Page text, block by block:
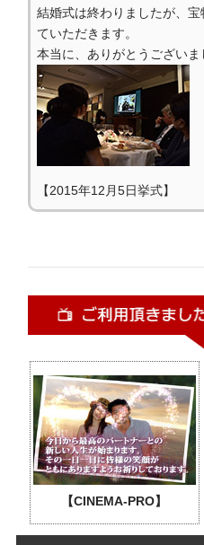
結婚式は終わりましたが、
ていただきます。
本当に、ありがとうございま
【2015年12月5日挙式】
【CINEMA-PRO】